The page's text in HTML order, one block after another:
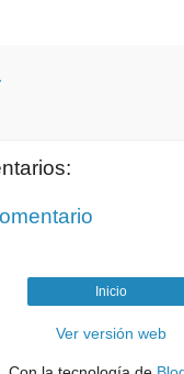
Inicio
Ver versión web